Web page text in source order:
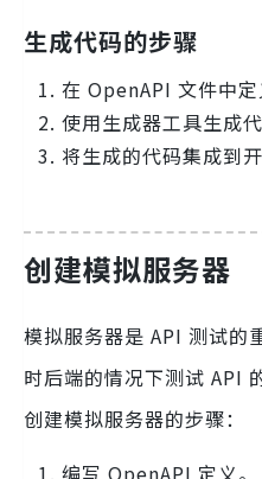
生成代码的步骤
在 OpenAPI 文件中定
使用生成器工具生成代
将生成的代码集成到开
创建模拟服务器
模拟服务器是 API 测试的
时后端的情况下测试 API
创建模拟服务器的步骤：
编写 OpenAPI 定义。